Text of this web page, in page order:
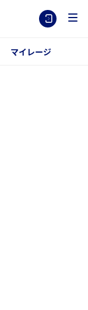
マイレージ